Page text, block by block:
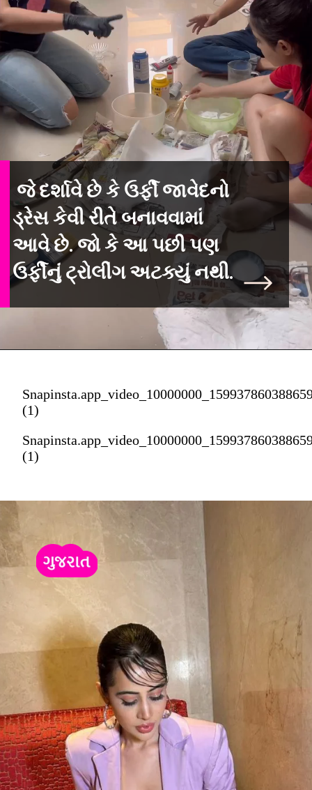
જે દર્શાવે છે કે ઉર્ફી જાવેદનો
ડ્રેસ કેવી રીતે બનાવવામાં
આવે છે. જો કે આ પછી પણ
ઉર્ફીનું ટ્રોલીંગ અટક્યું નથી.
(1)
(1)